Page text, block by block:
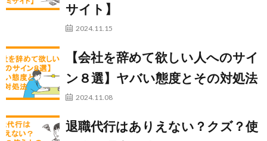
サイト】
2024.11.15
【会社を辞めて欲しい人へのサイ
ン８選】ヤバい態度とその対処法
2024.11.08
退職代行はありえない？クズ？使